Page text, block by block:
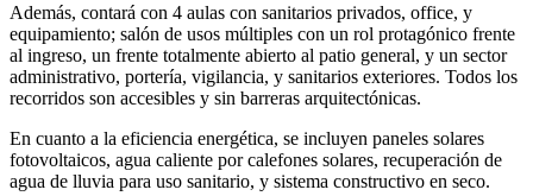
Además, contará con 4 aulas con sanitarios privados, office, y
equipamiento; salón de usos múltiples con un rol protagónico frente
al ingreso, un frente totalmente abierto al patio general, y un sector
administrativo, portería, vigilancia, y sanitarios exteriores. Todos los
recorridos son accesibles y sin barreras arquitectónicas.
En cuanto a la eficiencia energética, se incluyen paneles solares
fotovoltaicos, agua caliente por calefones solares, recuperación de
agua de lluvia para uso sanitario, y sistema constructivo en seco.